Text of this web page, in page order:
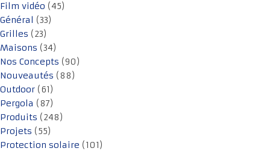
Film vidéo (45)
Général (33)
Grilles (23)
Maisons (34)
Nos Concepts (90)
Nouveautés (88)
Outdoor (61)
Pergola (87)
Produits (248)
Projets (55)
Protection solaire (101)